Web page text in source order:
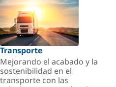
Transporte
Mejorando el acabado y la
sostenibilidad en el
transporte con las